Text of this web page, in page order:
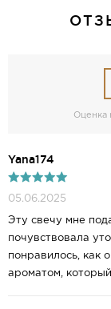
Оценка
Yana174
05.06.2025
Эту свечу мне
почувствовала
понравилось, как
ароматом,